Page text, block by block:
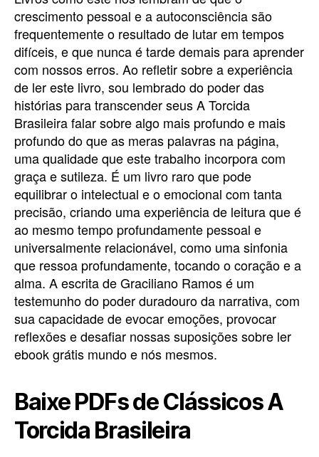
crescimento pessoal e a autoconsciência são
frequentemente o resultado de lutar em tempos
difíceis, e que nunca é tarde demais para aprender
com nossos erros. Ao refletir sobre a experiência
de ler este livro, sou lembrado do poder das
histórias para transcender seus A Torcida
Brasileira falar sobre algo mais profundo e mais
profundo do que as meras palavras na página,
uma qualidade que este trabalho incorpora com
graça e sutileza. É um livro raro que pode
equilibrar o intelectual e o emocional com tanta
precisão, criando uma experiência de leitura que é
ao mesmo tempo profundamente pessoal e
universalmente relacionável, como uma sinfonia
que ressoa profundamente, tocando o coração e a
alma. A escrita de Graciliano Ramos é um
testemunho do poder duradouro da narrativa, com
sua capacidade de evocar emoções, provocar
reflexões e desafiar nossas suposições sobre ler
ebook grátis mundo e nós mesmos.
Baixe PDFs de Clássicos A
Torcida Brasileira